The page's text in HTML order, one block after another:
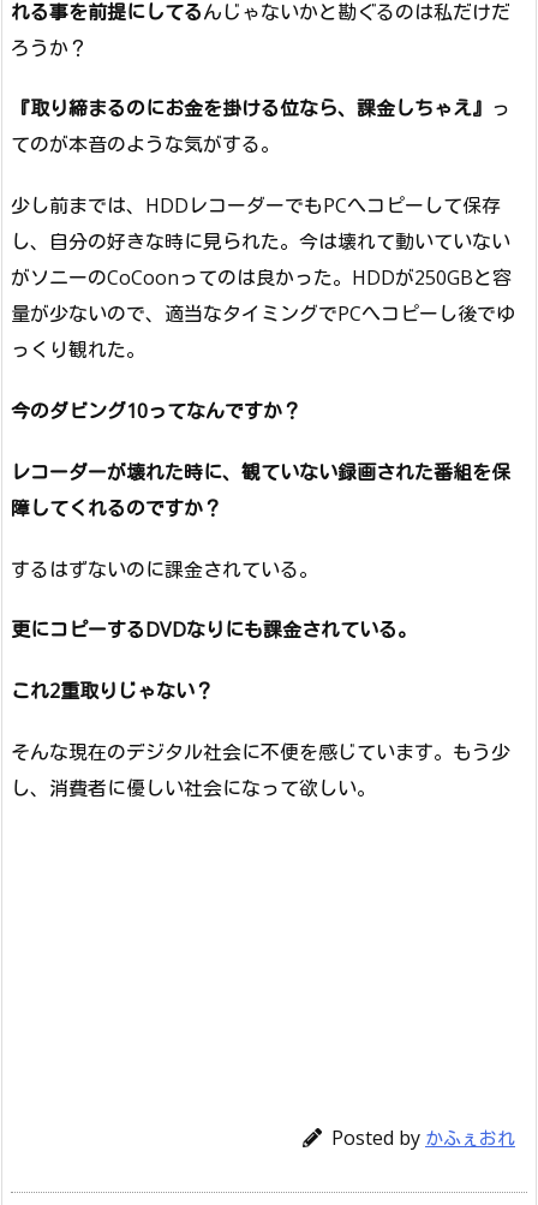
れる事を前提にしてるんじゃないかと勘ぐるのは私だけだ
ろうか？
『取り締まるのにお金を掛ける位なら、課金しちゃえ』 っ
てのが本音のような気がする。
少し前までは、HDDレコーダーでもPCへコピーして保存
し、自分の好きな時に見られた。今は壊れて動いていない
がソニーのCoCoonってのは良かった。HDDが250GBと容
量が少ないので、適当なタイミングでPCへコピーし後でゆ
っくり観れた。
今のダビング10ってなんですか？
レコーダーが壊れた時に、観ていない録画された番組を保
障してくれるのですか？
するはずないのに課金されている。
更にコピーするDVDなりにも課金されている。
これ2重取りじゃない？
そんな現在のデジタル社会に不便を感じています。もう少
し、消費者に優しい社会になって欲しい。
Posted by かふぇおれ